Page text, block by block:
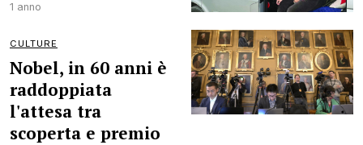
1 anno
CULTURE
Nobel, in 60 anni è
raddoppiata
l'attesa tra
scoperta e premio